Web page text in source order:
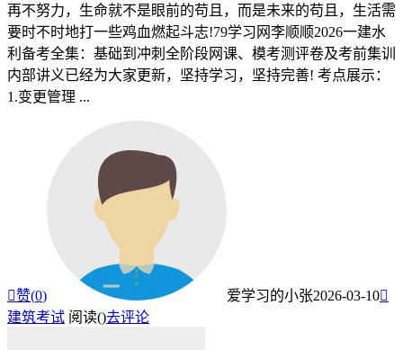
再不努力，生命就不是眼前的苟且，而是未来的苟且，生活需
要时不时地打一些鸡血燃起斗志!79学习网李顺顺2026一建水
利备考全集：基础到冲刺全阶段网课、模考测评卷及考前集训
内部讲义已经为大家更新，坚持学习，坚持完善! 考点展示：
1.变更管理 ...
赞(0) 爱学习的小张2026-03-10
建筑考试 阅读()去评论